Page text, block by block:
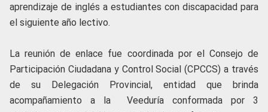
aprendizaje de inglés a estudiantes con discapacidad para
el siguiente año lectivo.
La reunión de enlace fue coordinada por el Consejo de
Participación Ciudadana y Control Social (CPCCS) a través
de su Delegación Provincial, entidad que brinda
acompañamiento a la Veeduría conformada por 3